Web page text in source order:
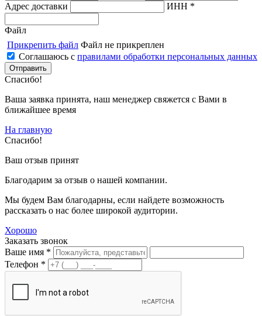
Адрес доставки
ИНН *
Файл
Прикрепить файл Файл не прикреплен
Соглашаюсь с правилами обработки персональных данных
Спасибо!
Ваша заявка принята, наш менеджер свяжется с Вами в
ближайшее время
На главную
Спасибо!
Ваш отзыв принят
Благодарим за отзыв о нашей компании.
Мы будем Вам благодарны, если найдете возможность
рассказать о нас более широкой аудитории.
Хорошо
Заказать звонок
Ваше имя *
Телефон *